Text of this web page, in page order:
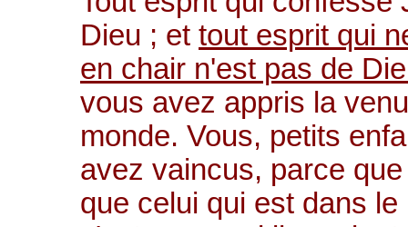
Dieu ; et tout esprit qui
en chair n'est pas de
vous avez appris la
monde. Vous, petits
avez vaincus, parce
que celui qui est dans